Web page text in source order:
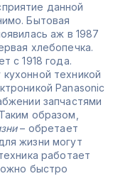
данной
Бытовая
аж в 1987
хлебопечка.
с 1918 года.
техникой
Panasonic
запчастями
образом,
– обретает
жизни могут
работает
быстро